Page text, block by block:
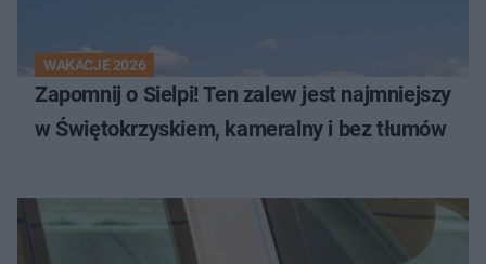
WAKACJE 2026
Zapomnij o Sielpi! Ten zalew jest najmniejszy
w Świętokrzyskiem, kameralny i bez tłumów